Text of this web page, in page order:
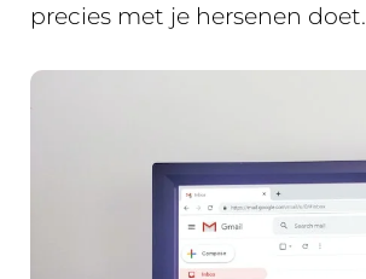
precies met je hersenen doet.